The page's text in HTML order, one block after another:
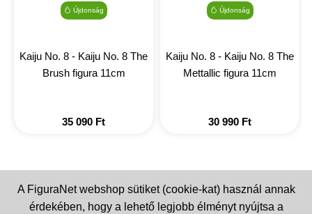
Újdonság
Kaiju No. 8 - Kaiju No. 8 The
Brush figura 11cm
35 090 Ft
Újdonság
Kaiju No. 8 - Kaiju No. 8 The
Mettallic figura 11cm
30 990 Ft
A FiguraNet webshop sütiket (cookie-kat) használ annak
érdekében, hogy a lehető legjobb élményt nyújtsa a